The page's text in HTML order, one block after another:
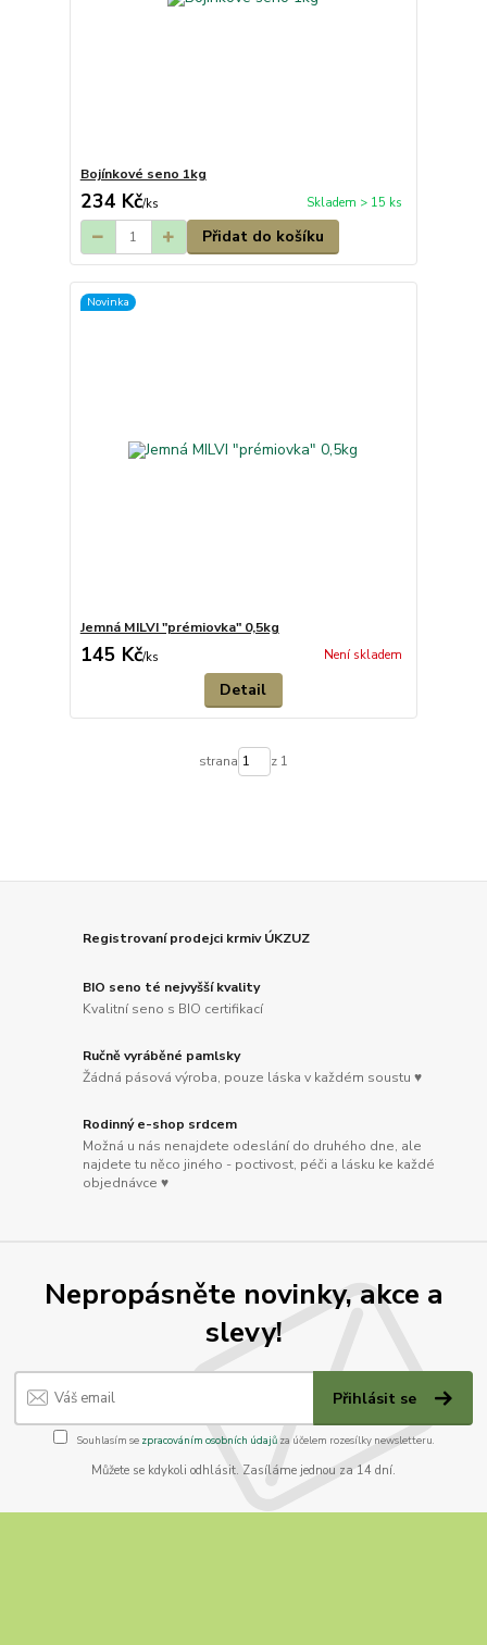
Bojínkové seno 1kg
234 Kč/ks Skladem > 15 ks
Přidat do košíku
Novinka
Jemná MILVI "prémiovka" 0,5kg
145 Kč/ks Není skladem
Detail
strana z 1
Registrovaní prodejci krmiv ÚKZUZ
BIO seno té nejvyšší kvality
Kvalitní seno s BIO certifikací
Ručně vyráběné pamlsky
Žádná pásová výroba, pouze láska v každém soustu ♥
Rodinný e-shop srdcem
Možná u nás nenajdete odeslání do druhého dne, ale
najdete tu něco jiného - poctivost, péči a lásku ke každé
objednávce ♥
Nepropásněte novinky, akce a
slevy!
Přihlásit se
Souhlasím se zpracováním osobních údajůza účelem rozesílky newsletteru.
Můžete se kdykoli odhlásit. Zasíláme jednou za 14 dní.